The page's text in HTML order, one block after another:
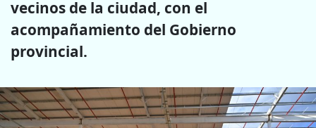
vecinos de la ciudad, con el
acompañamiento del Gobierno
provincial.